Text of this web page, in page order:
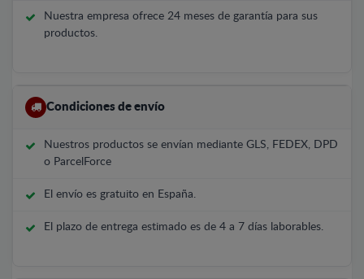
Nuestra empresa ofrece 24 meses de garantía para sus
productos.
Condiciones de envío
Nuestros productos se envían mediante GLS, FEDEX, DPD
o ParcelForce
El envío es gratuito en España.
El plazo de entrega estimado es de 4 a 7 días laborables.